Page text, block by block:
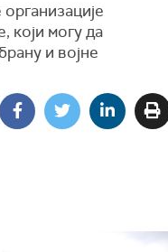
који могу да
и војне